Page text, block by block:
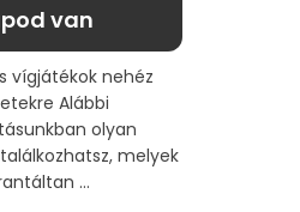
van
vígjátékok nehéz
Alábbi
olyan
melyek
...